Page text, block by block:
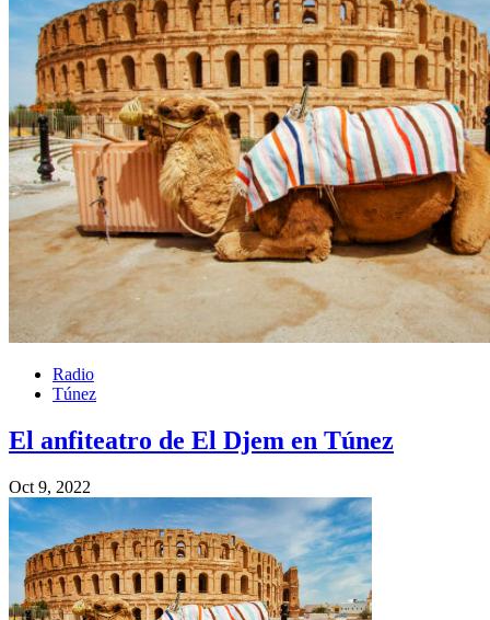
Radio
Túnez
El anfiteatro de El Djem en Túnez
Oct 9, 2022